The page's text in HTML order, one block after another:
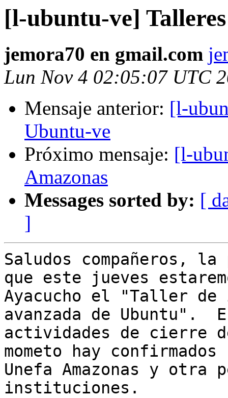
[l-ubuntu-ve]
jemora70 en gmail.com
Lun Nov 4 02:05:07 UTC
Mensaje anterior: [l-
Ubuntu-ve
Próximo mensaje: [l-
Amazonas
Messages sorted by: [
]
Saludos compañeros,
que este jueves
Ayacucho el "Taller
avanzada de Ubuntu".
actividades de cierre
mometo hay
Unefa Amazonas y otra
instituciones.